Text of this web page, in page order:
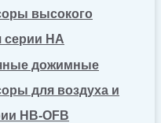
высокого
серии HA
дожимные
для воздуха и
HB-OFB